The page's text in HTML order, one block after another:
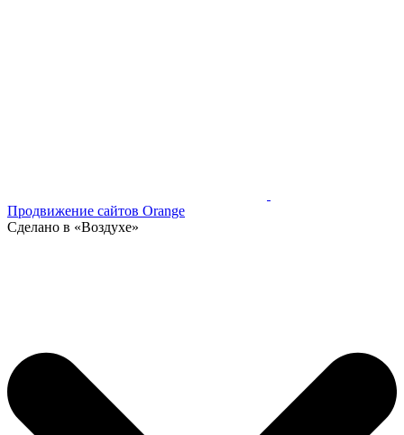
Продвижение сайтов Orange
Сделано в «Воздухе»